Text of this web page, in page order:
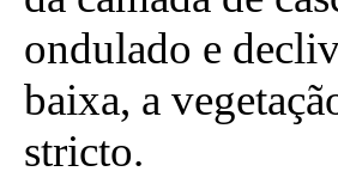
ondulado e
baixa, a
stricto.